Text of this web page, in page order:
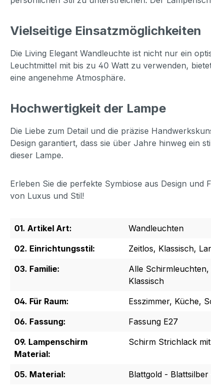
Vielseitige Einsatzmöglichkeiten
Die Living Elegant Wandleuchte ist nicht nur ein
Leuchtmittel mit bis zu 40 Watt zu verwenden,
eine angenehme Atmosphäre.
Hochwertigkeit der Lampe
Die Liebe zum Detail und die präzise
Design garantiert, dass sie über Jahre hinweg ein
dieser Lampe.
Erleben Sie die perfekte Symbiose aus Design
von Luxus und Stil!
01. Artikel Art:
Wandleuchten
02. Einrichtungsstil:
Zeitlos, Klassisch,
03. Familie:
Alle
Klassisch
04. Für Raum:
Esszimmer, Küche,
06. Fassung:
Fassung E27
09. Lampenschirm
Material:
Schirm Strichlack
05. Material: Blattgold -